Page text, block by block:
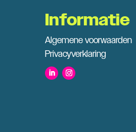
Informatie
Algemene voorwaarden
Privacyverklaring